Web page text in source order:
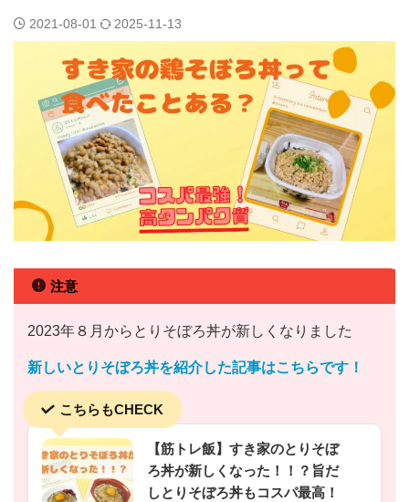
2021-08-01 2025-11-13
注意
2023年８月からとりそぼろ丼が新しくなりました
新しいとりそぼろ丼を紹介した記事はこちらです！
こちらもCHECK
【筋トレ飯】すき家のとりそぼ
ろ丼が新しくなった！！？旨だ
しとりそぼろ丼もコスパ最高！